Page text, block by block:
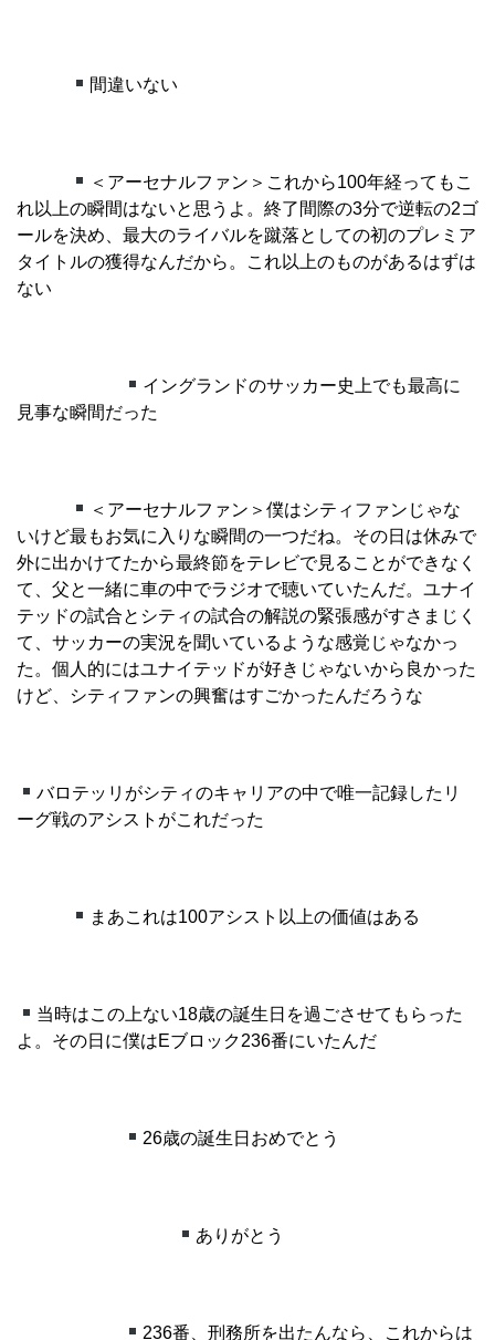
間違いない
＜アーセナルファン＞これから100年経ってもこ
れ以上の瞬間はないと思うよ。終了間際の3分で逆転の2ゴ
ールを決め、最大のライバルを蹴落としての初のプレミア
タイトルの獲得なんだから。これ以上のものがあるはずは
ない
イングランドのサッカー史上でも最高に
見事な瞬間だった
＜アーセナルファン＞僕はシティファンじゃな
いけど最もお気に入りな瞬間の一つだね。その日は休みで
外に出かけてたから最終節をテレビで見ることができなく
て、父と一緒に車の中でラジオで聴いていたんだ。ユナイ
テッドの試合とシティの試合の解説の緊張感がすさまじく
て、サッカーの実況を聞いているような感覚じゃなかっ
た。個人的にはユナイテッドが好きじゃないから良かった
けど、シティファンの興奮はすごかったんだろうな
バロテッリがシティのキャリアの中で唯一記録したリ
ーグ戦のアシストがこれだった
まあこれは100アシスト以上の価値はある
当時はこの上ない18歳の誕生日を過ごさせてもらった
よ。その日に僕はEブロック236番にいたんだ
26歳の誕生日おめでとう
ありがとう
236番、刑務所を出たんなら、これからは